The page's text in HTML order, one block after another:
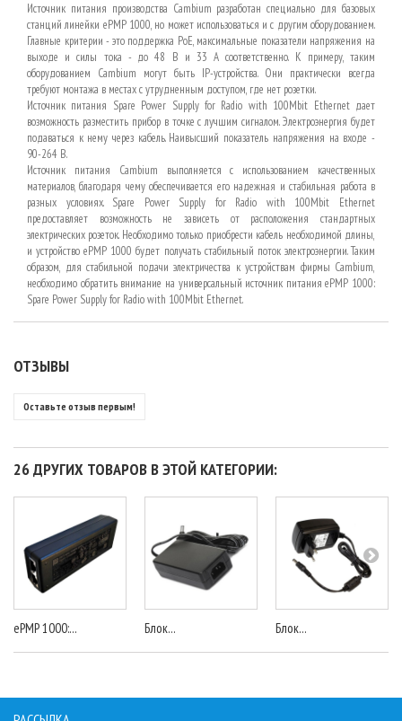
Источник питания производства Cambium разработан специально для базовых
станций линейки ePMP 1000, но может использоваться и с другим оборудованием.
Главные критерии - это поддержка PoE, максимальные показатели напряжения на
выходе и силы тока - до 48 В и 33 А соответственно. К примеру, таким
оборудованием Cambium могут быть IP-устройства. Они практически всегда
требуют монтажа в местах с утрудненным доступом, где нет розетки.
Источник питания Spare Power Supply for Radio with 100Mbit Ethernet дает
возможность разместить прибор в точке с лучшим сигналом. Электроэнергия будет
подаваться к нему через кабель. Наивысший показатель напряжения на входе -
90-264 В.
Источник питания Cambium выполняется с использованием качественных
материалов, благодаря чему обеспечивается его надежная и стабильная работа в
разных условиях. Spare Power Supply for Radio with 100Mbit Ethernet
предоставляет возможность не зависеть от расположения стандартных
электрических розеток. Необходимо только приобрести кабель необходимой длины,
и устройство ePMP 1000 будет получать стабильный поток электроэнергии. Таким
образом, для стабильной подачи электричества к устройствам фирмы Cambium,
необходимо обратить внимание на универсальный источник питания ePMP 1000:
Spare Power Supply for Radio with 100Mbit Ethernet.
ОТЗЫВЫ
Оставьте отзыв первым!
26 ДРУГИХ ТОВАРОВ В ЭТОЙ КАТЕГОРИИ:
ePMP 1000:... Блок... Блок...